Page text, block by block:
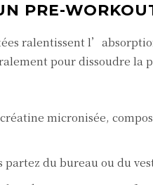
PRE-
ralentissent
pour dissoudre la
micronisée,
du bureau ou du